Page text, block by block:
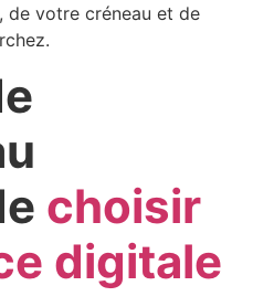
de votre créneau et de
choisir
digitale